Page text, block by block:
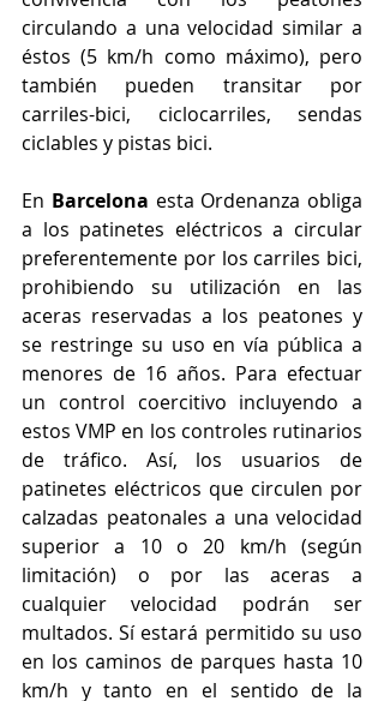
circulando a una velocidad similar a
éstos (5 km/h como máximo), pero
también pueden transitar por
carriles-bici, ciclocarriles, sendas
ciclables y pistas bici.
En Barcelona esta Ordenanza obliga
a los patinetes eléctricos a circular
preferentemente por los carriles bici,
prohibiendo su utilización en las
aceras reservadas a los peatones y
se restringe su uso en vía pública a
menores de 16 años. Para efectuar
un control coercitivo incluyendo a
estos VMP en los controles rutinarios
de tráfico. Así, los usuarios de
patinetes eléctricos que circulen por
calzadas peatonales a una velocidad
superior a 10 o 20 km/h (según
limitación) o por las aceras a
cualquier velocidad podrán ser
multados. Sí estará permitido su uso
en los caminos de parques hasta 10
km/h y tanto en el sentido de la